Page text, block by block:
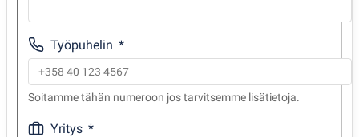
Työpuhelin
Soitamme tähän numeroon jos tarvitsemme lisätietoja.
Yritys